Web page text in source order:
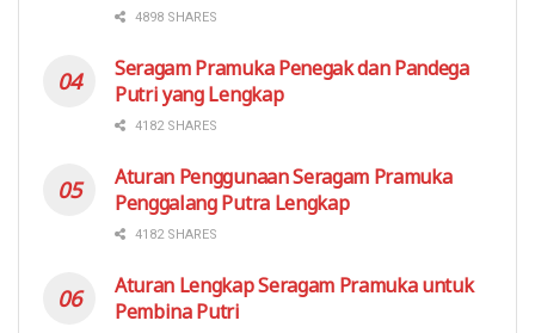
4898 SHARES
Seragam Pramuka Penegak dan Pandega
Putri yang Lengkap
4182 SHARES
Aturan Penggunaan Seragam Pramuka
Penggalang Putra Lengkap
4182 SHARES
Aturan Lengkap Seragam Pramuka untuk
Pembina Putri